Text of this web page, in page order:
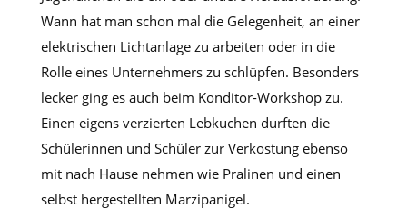
Wann hat man schon mal die Gelegenheit, an einer
elektrischen Lichtanlage zu arbeiten oder in die
Rolle eines Unternehmers zu schlüpfen. Besonders
lecker ging es auch beim Konditor-Workshop zu.
Einen eigens verzierten Lebkuchen durften die
Schülerinnen und Schüler zur Verkostung ebenso
mit nach Hause nehmen wie Pralinen und einen
selbst hergestellten Marzipanigel.